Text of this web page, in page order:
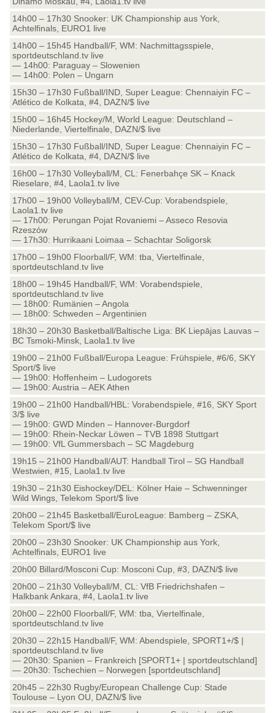
14h00 – 17h30 Snooker: UK Championship aus York,
Achtelfinals, EURO1 live
14h00 – 15h45 Handball/F, WM: Nachmittagsspiele,
sportdeutschland.tv live
— 14h00: Paraguay – Slowenien
— 14h00: Polen – Ungarn
15h30 – 17h30 Fußball/IND, Super League: Chennaiyin FC –
Atlético de Kolkata, #4, DAZN/$ live
15h00 – 16h45 Hockey/M, World League: Deutschland –
Niederlande, Viertelfinale, DAZN/$ live
15h30 – 17h30 Fußball/IND, Super League: Chennaiyin FC –
Atlético de Kolkata, #4, DAZN/$ live
16h00 – 17h30 Volleyball/M, CL: Fenerbahçe SK – Knack
Rieselare, #4, Laola1.tv live
17h00 – 19h00 Volleyball/M, CEV-Cup: Vorabendspiele,
Laola1.tv live
— 17h00: Perungan Pojat Rovaniemi – Asseco Resovia
Rzeszów
— 17h30: Hurrikaani Loimaa – Schachtar Soligorsk
17h00 – 19h00 Floorball/F, WM: tba, Viertelfinale,
sportdeutschland.tv live
18h00 – 19h45 Handball/F, WM: Vorabendspiele,
sportdeutschland.tv live
— 18h00: Rumänien – Angola
— 18h00: Schweden – Argentinien
18h30 – 20h30 Basketball/Baltische Liga: BK Liepājas Lauvas –
BC Tsmoki-Minsk, Laola1.tv live
19h00 – 21h00 Fußball/Europa League: Frühspiele, #6/6, SKY
Sport/$ live
— 19h00: Hoffenheim – Ludogorets
— 19h00: Austria – AEK Athen
19h00 – 21h00 Handball/HBL: Vorabendspiele, #16, SKY Sport
3/$ live
— 19h00: GWD Minden – Hannover-Burgdorf
— 19h00: Rhein-Neckar Löwen – TVB 1898 Stuttgart
— 19h00: VfL Gummersbach – SC Magdeburg
19h15 – 21h00 Handball/AUT: Handball Tirol – SG Handball
Westwien, #15, Laola1.tv live
19h30 – 21h30 Eishockey/DEL: Kölner Haie – Schwenninger
Wild Wings, Telekom Sport/$ live
20h00 – 21h45 Basketball/EuroLeague: Bamberg – ZSKA,
Telekom Sport/$ live
20h00 – 23h30 Snooker: UK Championship aus York,
Achtelfinals, EURO1 live
20h00 Billard/Mosconi Cup: Mosconi Cup, #3, DAZN/$ live
20h00 – 21h30 Volleyball/M, CL: VfB Friedrichshafen –
Halkbank Ankara, #4, Laola1.tv live
20h00 – 22h00 Floorball/F, WM: tba, Viertelfinale,
sportdeutschland.tv live
20h30 – 22h15 Handball/F, WM: Abendspiele, SPORT1+/$ |
sportdeutschland.tv live
— 20h30: Spanien – Frankreich [SPORT1+ | sportdeutschland]
— 20h30: Tschechien – Norwegen [sportdeutschland]
20h45 – 22h30 Rugby/European Challenge Cup: Stade
Toulouse – Lyon OU, DAZN/$ live